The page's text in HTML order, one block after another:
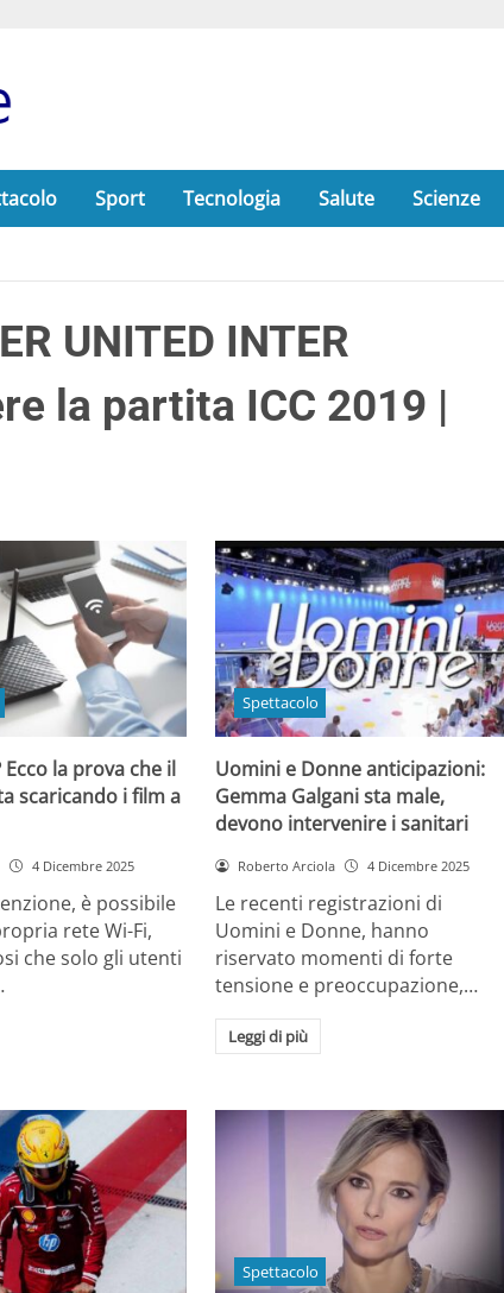
Sport Tecnologia Salute Scienze
UNITED INTER
la partita ICC 2019 |
Ecco la prova che il
scaricando i film a
4 Dicembre 2025
è possibile
rete Wi-Fi,
che solo gli utenti
Spettacolo
Uomini e Donne anticipazioni:
Gemma Galgani sta male,
devono intervenire i sanitari
Roberto Arciola 4 Dicembre 2025
Le recenti registrazioni di
Uomini e Donne, hanno
riservato momenti di forte
tensione e preoccupazione,…
Leggi di più
Spettacolo